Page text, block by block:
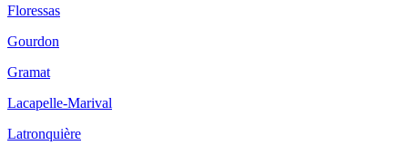
Floressas
Gourdon
Gramat
Lacapelle-Marival
Latronquière